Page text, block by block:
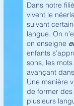
Dans notre
vivent le
suivant
langue. On
on enseigne
enfants
sons, les
avançant
Une manière
de former des
plusieurs